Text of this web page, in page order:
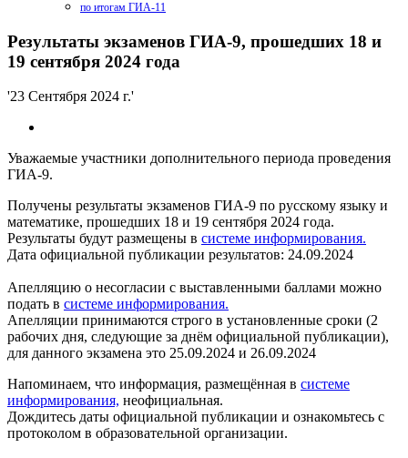
по итогам ГИА-11
Результаты экзаменов ГИА-9, прошедших 18 и
19 сентября 2024 года
'23 Сентября 2024 г.'
Уважаемые участники дополнительного периода проведения
ГИА-9.
Получены результаты экзаменов ГИА-9 по русскому языку и
математике, прошедших 18 и 19 сентября 2024 года.
Результаты будут размещены в системе информирования.
Дата официальной публикации результатов: 24.09.2024
Апелляцию о несогласии с выставленными баллами можно
подать в системе информирования.
Апелляции принимаются строго в установленные сроки (2
рабочих дня, следующие за днём официальной публикации),
для данного экзамена это 25.09.2024 и 26.09.2024
Напоминаем, что информация, размещённая в системе
информирования, неофициальная.
Дождитесь даты официальной публикации и ознакомьтесь с
протоколом в образовательной организации.